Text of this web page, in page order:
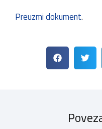
Preuzmi dokument.